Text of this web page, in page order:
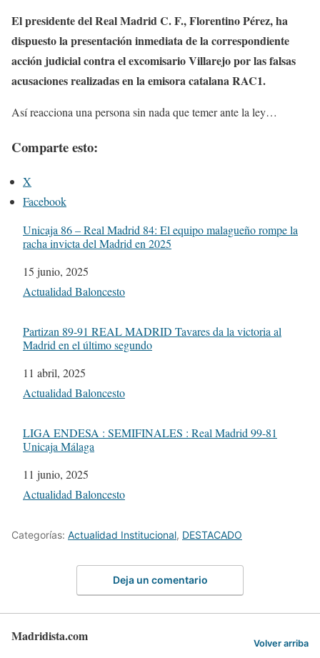
El presidente del Real Madrid C. F., Florentino Pérez, ha
dispuesto la presentación inmediata de la correspondiente
acción judicial contra el excomisario Villarejo por las falsas
acusaciones realizadas en la emisora catalana RAC1.
Así reacciona una persona sin nada que temer ante la ley…
Comparte esto:
X
Facebook
Unicaja 86 – Real Madrid 84: El equipo malagueño rompe la
racha invicta del Madrid en 2025
Fecha
15 junio, 2025
Respecto a
Actualidad Baloncesto
Partizan 89-91 REAL MADRID Tavares da la victoria al
Madrid en el último segundo
Fecha
11 abril, 2025
Respecto a
Actualidad Baloncesto
LIGA ENDESA : SEMIFINALES : Real Madrid 99-81
Unicaja Málaga
Fecha
11 junio, 2025
Respecto a
Actualidad Baloncesto
Categorías: Actualidad Institucional, DESTACADO
Deja un comentario
Madridista.com Volver arriba